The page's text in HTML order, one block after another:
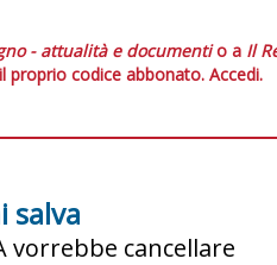
- attualità e documentio a Il
proprio codice abbonato. Accedi.
salva
vorrebbe cancellare